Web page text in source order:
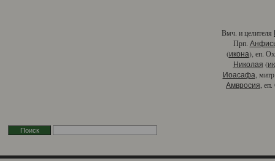
Вмч. и целителя
Прп.
(икона), еп.
Николая (
Иоасафа ,
Амвросия ,